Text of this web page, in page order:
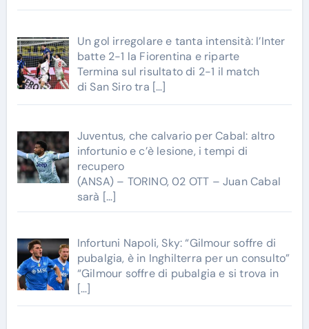
Un gol irregolare e tanta intensità: l’Inter
batte 2-1 la Fiorentina e riparte
Termina sul risultato di 2-1 il match
di San Siro tra […]
Juventus, che calvario per Cabal: altro
infortunio e c’è lesione, i tempi di
recupero
(ANSA) – TORINO, 02 OTT – Juan Cabal
sarà […]
Infortuni Napoli, Sky: “Gilmour soffre di
pubalgia, è in Inghilterra per un consulto”
“Gilmour soffre di pubalgia e si trova in
[…]